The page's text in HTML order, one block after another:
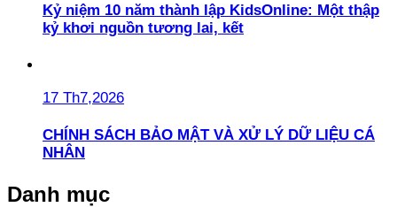
Kỷ niệm 10 năm thành lập KidsOnline: Một thập
kỷ khơi nguồn tương lai, kết
17 Th7,2026
CHÍNH SÁCH BẢO MẬT VÀ XỬ LÝ DỮ LIỆU CÁ
NHÂN
Danh mục